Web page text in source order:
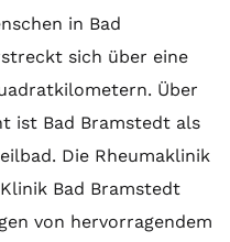
in Bad
sich über eine
Über
ist Bad Bramstedt als
Die Rheumaklinik
Bad Bramstedt
von hervorragendem